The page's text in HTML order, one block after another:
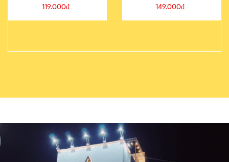
821-1
119.000₫
SAU
149.000₫